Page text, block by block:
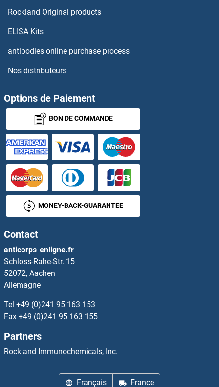
GP2 Kits ELISA
GP49A Kits ELISA
GP5 Kits ELISA
GP6 Kits ELISA
GPA33 Kits ELISA
GPAA1 Kits ELISA
GPAM Kits ELISA
GPBAR1 Kits ELISA
GPC1 Kits ELISA
GPC2 Kits ELISA
GPC4 Kits ELISA
GPC5 Kits ELISA
GPD1L Kits ELISA
Rockland Original products
ELISA Kits
antibodies online purchase process
Nos distributeurs
Options de Paiement
BON DE COMMANDE
MONEY-BACK-GUARANTEE
Contact
anticorps-enligne.fr
Schloss-Rahe-Str. 15
52072, Aachen
Allemagne
Tel +49 (0)241 95 163 153
Fax +49 (0)241 95 163 155
Partners
Rockland Immunochemicals, Inc.
Français France